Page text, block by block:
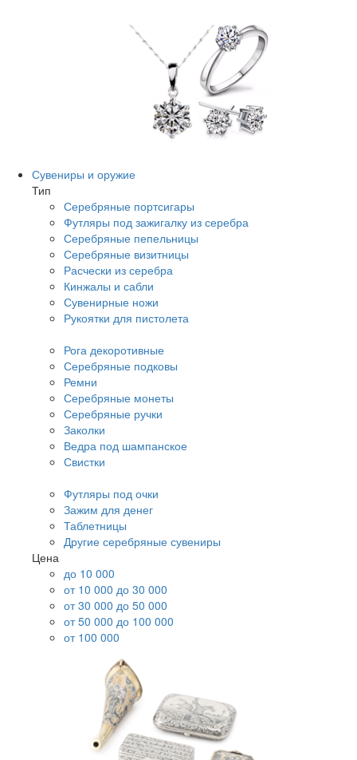
Сувениры и оружие
Тип
Серебряные портсигары
Футляры под зажигалку из серебра
Серебряные пепельницы
Серебряные визитницы
Расчески из серебра
Кинжалы и сабли
Сувенирные ножи
Рукоятки для пистолета
Рога декоротивные
Серебряные подковы
Ремни
Серебряные монеты
Серебряные ручки
Заколки
Ведра под шампанское
Свистки
Футляры под очки
Зажим для денег
Таблетницы
Другие серебряные сувениры
Цена
до 10 000
от 10 000 до 30 000
от 30 000 до 50 000
от 50 000 до 100 000
от 100 000